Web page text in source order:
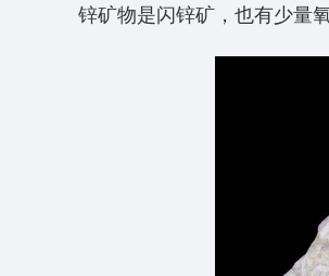
锌矿物是闪锌矿，也有少量